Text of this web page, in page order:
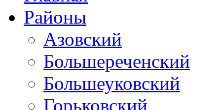
Районы
Азовский
Большереченский
Большеуковский
Горьковский